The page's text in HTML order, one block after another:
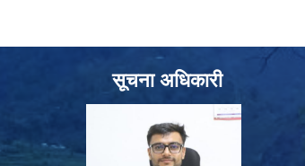
सूचना अधिकारी